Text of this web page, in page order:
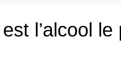
l’alcool